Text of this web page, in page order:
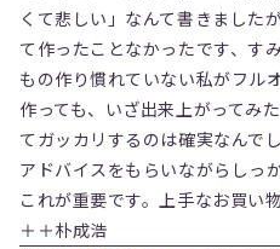
くて悲しい」なんて書きました
て作ったことなかったです、す
もの作り慣れていない私がフル
作っても、いざ出来上がってみ
てガッカリするのは確実なんで
アドバイスをもらいながらしっ
これが重要です。上手なお買い
＋＋朴成浩